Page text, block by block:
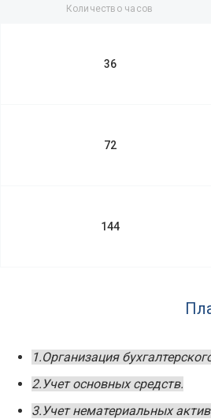
Количество часов
36
72
144
1.Организация
2.Учет основных средств.
3.Учет нематериальных